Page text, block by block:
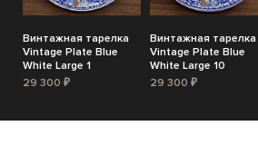
Винтажная тарелка
Vintage Plate Blue
White Large 1
29 300 ₽
Винтажная тарелка
Vintage Plate Blue
White Large 10
29 300 ₽